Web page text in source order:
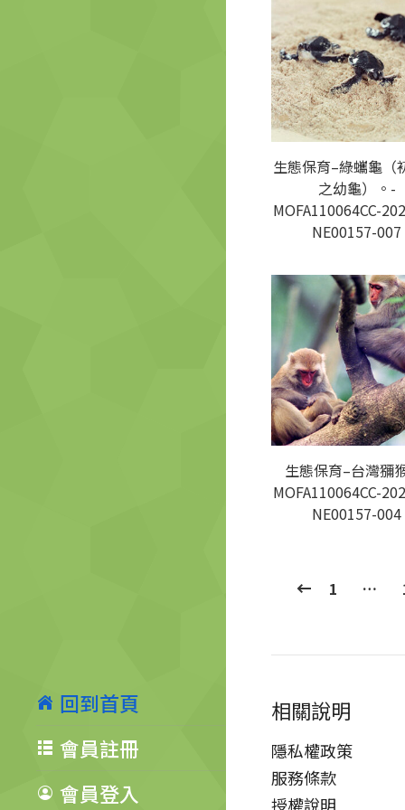
回到首頁
會員註冊
會員登入
生態保育–綠蠵龜（
之幼龜）。-
MOFA110064CC-
NE00157-007
生態保育–台灣獼
MOFA110064CC-
NE00157-004
1 …
相關說明
隱私權政策
服務條款
授權說明